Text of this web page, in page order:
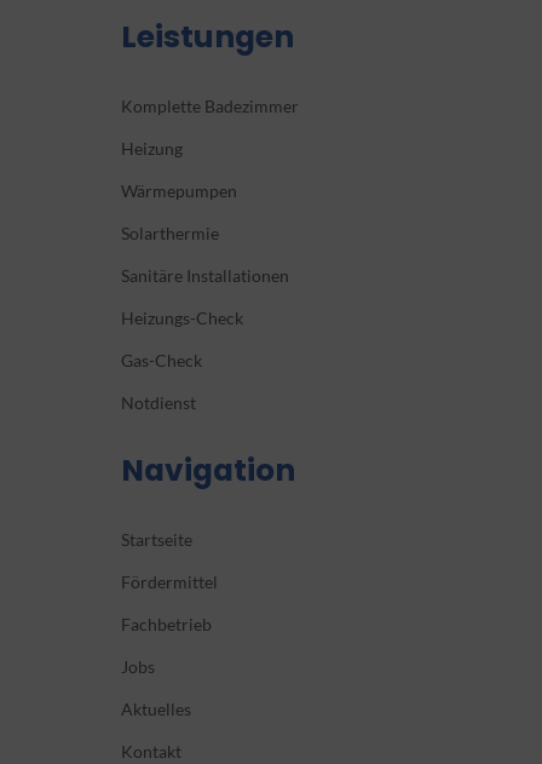
Leistungen
Komplette Badezimmer
Heizung
Wärmepumpen
Solarthermie
Sanitäre Installationen
Heizungs-Check
Gas-Check
Notdienst
Navigation
Startseite
Fördermittel
Fachbetrieb
Jobs
Aktuelles
Kontakt